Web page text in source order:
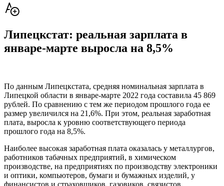
Липецкстат: реальная зарплата в
январе-марте выросла на 8,5%
По данным Липецкстата, средняя номинальная зарплата в
Липецкой области в январе-марте 2022 года составила 45 869
рублей. По сравнению с тем же периодом прошлого года ее
размер увеличился на 21,6%. При этом, реальная заработная
плата, выросла к уровню соответствующего периода
прошлого года на 8,5%.
Наиболее высокая заработная плата оказалась у металлургов,
работников табачных предприятий, в химическом
производстве, на предприятиях по производству электроники
и оптики, компьютеров, бумаги и бумажных изделий, у
финансистов и страховщиков, газовиков, связистов,